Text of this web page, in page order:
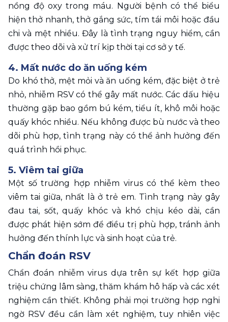
nồng độ oxy trong máu. Người bệnh có thể biểu
hiện thở nhanh, thở gắng sức, tím tái môi hoặc đầu
chi và mệt nhiều. Đây là tình trạng nguy hiểm, cần
được theo dõi và xử trí kịp thời tại cơ sở y tế.
4. Mất nước do ăn uống kém
Do khó thở, mệt mỏi và ăn uống kém, đặc biệt ở trẻ
nhỏ, nhiễm RSV có thể gây mất nước. Các dấu hiệu
thường gặp bao gồm bú kém, tiểu ít, khô môi hoặc
quấy khóc nhiều. Nếu không được bù nước và theo
dõi phù hợp, tình trạng này có thể ảnh hưởng đến
quá trình hồi phục.
5. Viêm tai giữa
Một số trường hợp nhiễm virus có thể kèm theo
viêm tai giữa, nhất là ở trẻ em. Tình trạng này gây
đau tai, sốt, quấy khóc và khó chịu kéo dài, cần
được phát hiện sớm để điều trị phù hợp, tránh ảnh
hưởng đến thính lực và sinh hoạt của trẻ.
Chẩn đoán RSV
Chẩn đoán nhiễm virus dựa trên sự kết hợp giữa
triệu chứng lâm sàng, thăm khám hô hấp và các xét
nghiệm cần thiết. Không phải mọi trường hợp nghi
ngờ RSV đều cần làm xét nghiệm, tuy nhiên việc